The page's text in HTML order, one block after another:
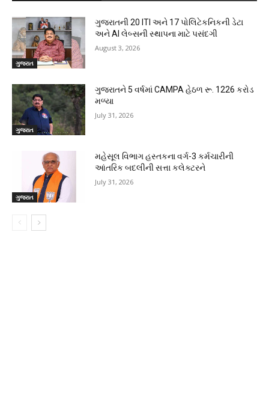
ગુજરાત
ગુજરાતની 20 ITI અને 17 પોલિટેકનિકની ડેટા
અને AI લેબ્સની સ્થાપના માટે પસંદગી
August 3, 2026
ગુજરાત
ગુજરાતને 5 વર્ષમાં CAMPA હેઠળ રૂ. 1226 કરોડ
મળ્યા
July 31, 2026
ગુજરાત
મહેસૂલ વિભાગ હસ્તકના વર્ગ-3 કર્મચારીની
આંતરિક બદલીની સત્તા કલેક્ટરને
July 31, 2026